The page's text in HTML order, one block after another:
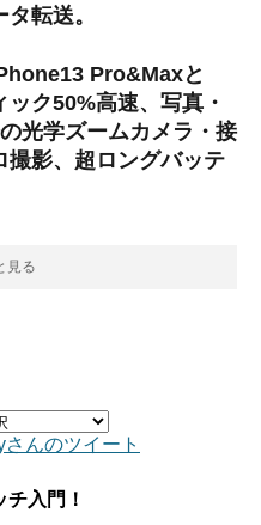
転送。
Pro&Maxと
ック50%高速、写真・
光学ズームカメラ・接
撮影、超ロングバッテ
見る
んのツイート
チ入門！